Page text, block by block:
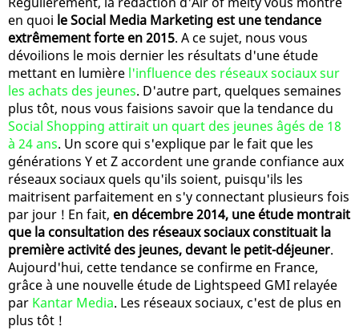
en quoi le Social Media Marketing est une tendance
extrêmement forte en 2015. A ce sujet, nous vous
dévoilions le mois dernier les résultats d'une étude
mettant en lumière l'influence des réseaux sociaux sur
les achats des jeunes. D'autre part, quelques semaines
plus tôt, nous vous faisions savoir que la tendance du
Social Shopping attirait un quart des jeunes âgés de 18
à 24 ans. Un score qui s'explique par le fait que les
générations Y et Z accordent une grande confiance aux
réseaux sociaux quels qu'ils soient, puisqu'ils les
maitrisent parfaitement en s'y connectant plusieurs fois
par jour ! En fait, en décembre 2014, une étude montrait
que la consultation des réseaux sociaux constituait la
première activité des jeunes, devant le petit-déjeuner.
Aujourd'hui, cette tendance se confirme en France,
grâce à une nouvelle étude de Lightspeed GMI relayée
par Kantar Media. Les réseaux sociaux, c'est de plus en
plus tôt !